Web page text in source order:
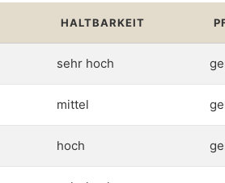
HALTBARKEIT
sehr hoch
mittel
hoch